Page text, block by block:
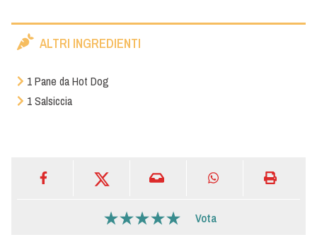
ALTRI INGREDIENTI
1 Pane da Hot Dog
1 Salsiccia
Vota